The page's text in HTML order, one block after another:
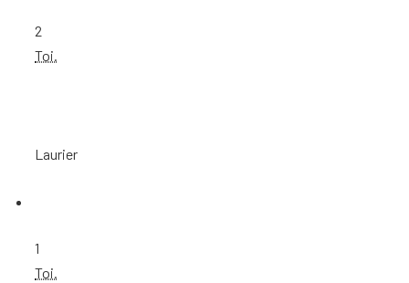
2
Toi.
Laurier
1
Toi.